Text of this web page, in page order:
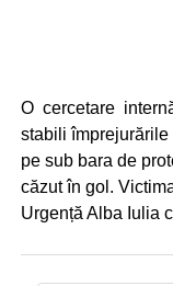
O cercetare
stabili împrejurările
pe sub bara de
căzut în gol.
Urgență Alba Iulia